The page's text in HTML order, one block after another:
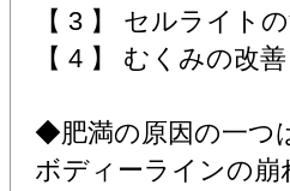
【 3 】 セルライト
【 4 】 むくみの改善
◆肥満の原因の一つ
ボディーラインの崩